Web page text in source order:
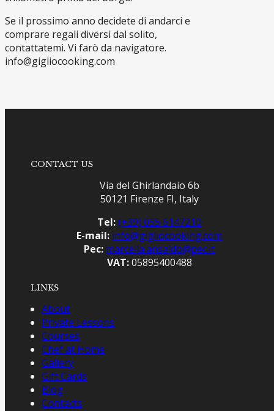
Se il prossimo anno decidete di andarci e
comprare regali diversi dal solito,
contattatemi. Vi farò da navigatore.
info@gigliocooking.com
CONTACT US
Via del Ghirlandaio 6b
50121 Firenze FI, Italy
Tel:(+39) 055 6147210
E-mail: info@gigliocooking.com
Pec: marcella.ansaldo@pec.it
VAT:05895400488
LINKS
About
Private Lessons
Courses
Chef at Home
Gallery
Gift Cards
Blog
Contacts